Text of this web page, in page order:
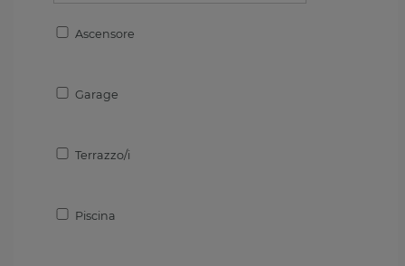
Ascensore
Garage
Terrazzo/i
Piscina